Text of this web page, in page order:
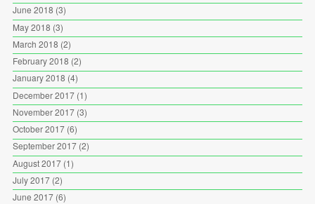
June 2018 (3)
May 2018 (3)
March 2018 (2)
February 2018 (2)
January 2018 (4)
December 2017(1)
November 2017(3)
October 2017(6)
September 2017(2)
August 2017(1)
July 2017(2)
June 2017(6)